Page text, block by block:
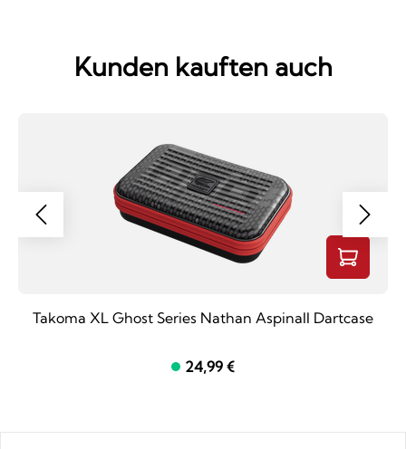
Kunden kauften auch
Takoma XL Ghost Series Nathan Aspinall Dartcase
24,99 €